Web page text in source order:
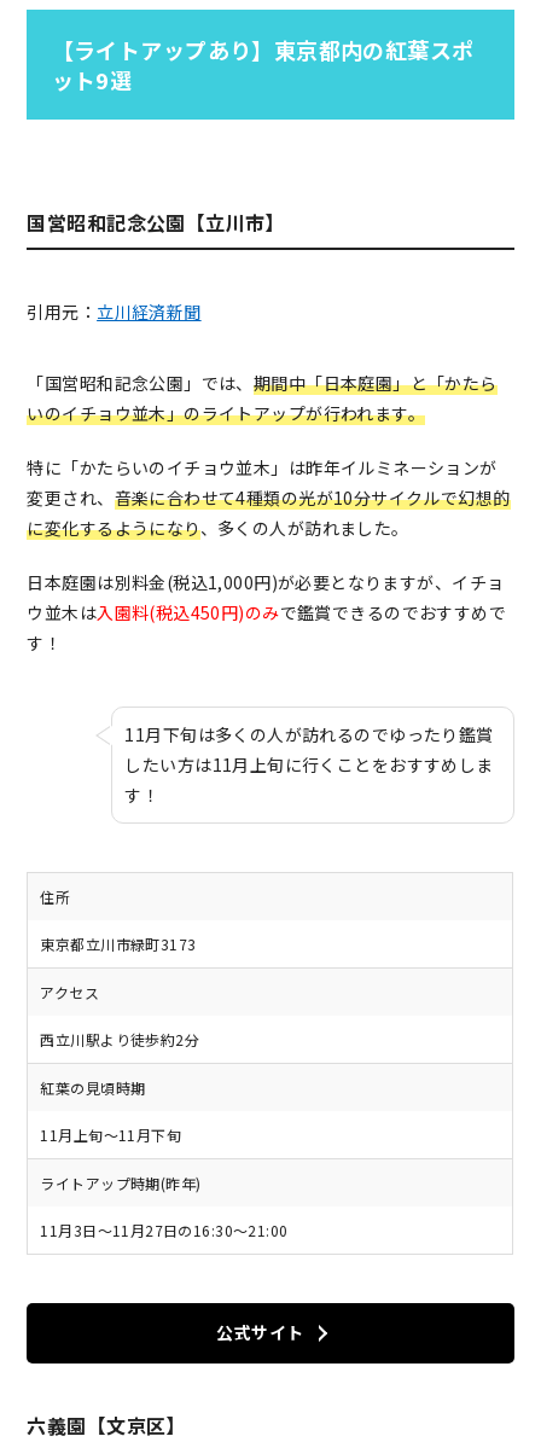
【ライトアップあり】東京都内の紅葉スポ
ット9選
国営昭和記念公園【立川市】
引用元： 立川経済新聞
「国営昭和記念公園」では、 期間中「日本庭園」と「かたら
いのイチョウ並木」のライトアップが行われます。
特に「かたらいのイチョウ並木」は昨年イルミネーションが
変更され、 音楽に合わせて4種類の光が10分サイクルで幻想的
に変化するようになり、多くの人が訪れました。
日本庭園は別料金(税込1,000円)が必要となりますが、イチョ
ウ並木は入園料(税込450円)のみで鑑賞できるのでおすすめで
す！
11月下旬は多くの人が訪れるのでゆったり鑑賞
したい方は11月上旬に行くことをおすすめしま
す！
住所
東京都立川市緑町3173
アクセス
西立川駅より徒歩約2分
紅葉の見頃時期
11月上旬～11月下旬
ライトアップ時期(昨年)
11月3日～11月27日の16:30～21:00
公式サイト
六義園【文京区】